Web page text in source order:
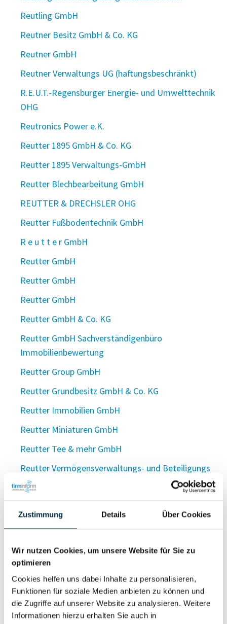
Zustimmung Details Über Cookies
Wir nutzen Cookies, um unsere Website für Sie zu
optimieren
Cookies helfen uns dabei Inhalte zu personalisieren,
Funktionen für soziale Medien anbieten zu können und
die Zugriffe auf unserer Website zu analysieren. Weitere
Informationen hierzu erhalten Sie auch in
Reutling GmbH
Reutner Besitz GmbH & Co. KG
Reutner GmbH
Reutner Verwaltungs UG (haftungsbeschränkt)
R.E.U.T.-Regensburger Energie- und Umwelttechnik
OHG
Reutronics Power e.K.
Reutter 1895 GmbH & Co. KG
Reutter 1895 Verwaltungs-GmbH
Reutter Blechbearbeitung GmbH
REUTTER & DRECHSLER OHG
Reutter Fußbodentechnik GmbH
R e u t t e r GmbH
Reutter GmbH
Reutter GmbH
Reutter GmbH
Reutter GmbH & Co. KG
Reutter GmbH Sachverständigenbüro
Immobilienbewertung
Reutter Group GmbH
Reutter Grundbesitz GmbH & Co. KG
Reutter Immobilien GmbH
Reutter Miniaturen GmbH
Reutter Tee & mehr GmbH
Reutter Vermögensverwaltungs- und Beteiligungs
GmbH & Co. KG
Reutter Verwaltungsgesellschaft mit beschränkter
Reutter Verwaltungs - GmbH
Reutter Verwaltungs GmbH
Reutter Verwaltungs GmbH
Reutter Verwaltungs - und Vertriebs GmbH